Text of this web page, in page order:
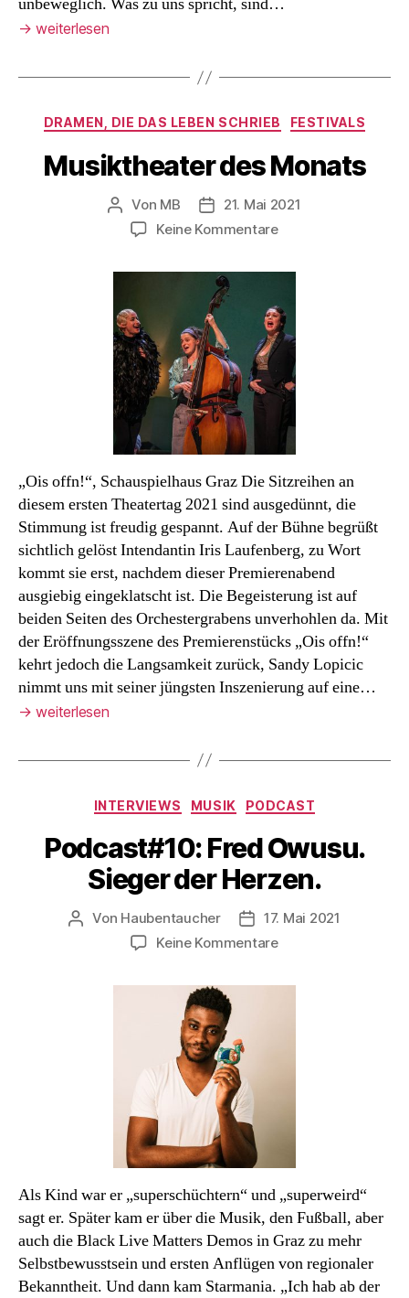
→ weiterlesen
Kategorien
DRAMEN, DIE DAS LEBEN SCHRIEB FESTIVALS
Musiktheater des Monats
Beitragsautor
Von MB Veröffentlichungsdatum
21. Mai 2021
Keine Kommentarezu
des
„Ois offn!“, Schauspielhaus Graz Die Sitzreihen an
diesem ersten Theatertag 2021 sind ausgedünnt, die
Stimmung ist freudig gespannt. Auf der Bühne begrüßt
sichtlich gelöst Intendantin Iris Laufenberg, zu Wort
kommt sie erst, nachdem dieser Premierenabend
ausgiebig eingeklatscht ist. Die Begeisterung ist auf
beiden Seiten des Orchestergrabens unverhohlen da. Mit
der Eröffnungsszene des Premierenstücks „Ois offn!“
kehrt jedoch die Langsamkeit zurück, Sandy Lopicic
nimmt uns mit seiner jüngsten Inszenierung auf eine…
→ weiterlesen
Kategorien
INTERVIEWS MUSIK PODCAST
Podcast#10: Fred Owusu.
Sieger der Herzen.
Beitragsautor
Von Haubentaucher Veröffentlichungsdatum
17. Mai 2021
Keine Kommentarezu
Fred
Als Kind war er „superschüchtern“ und „superweird“
sagt er. Später kam er über die Musik, den Fußball, aber
auch die Black Live Matters Demos in Graz zu mehr
Selbstbewusstsein und ersten Anflügen von regionaler
Bekanntheit. Und dann kam Starmania. „Ich hab ab der